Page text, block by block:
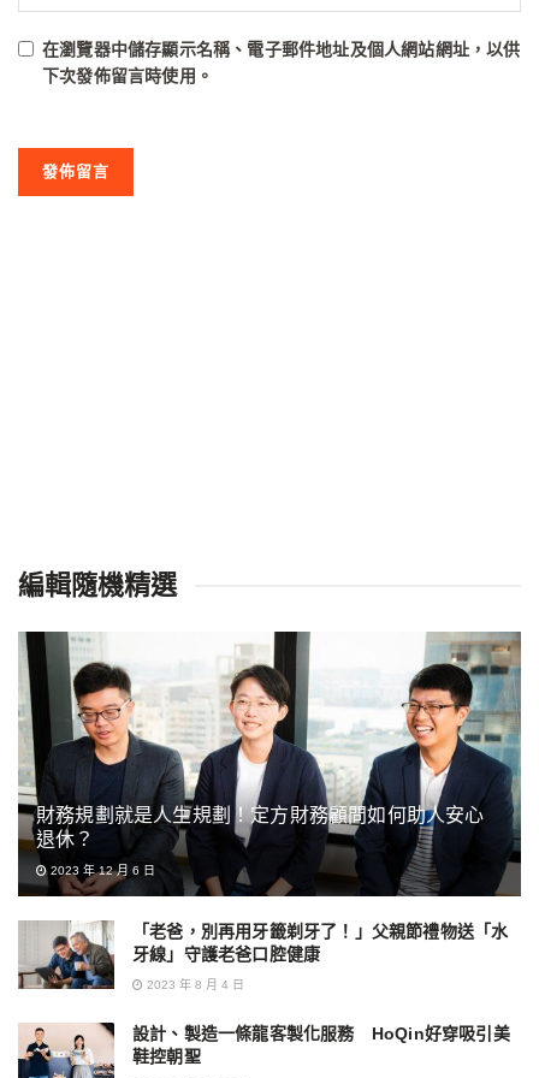
在瀏覽器中儲存顯示名稱、電子郵件地址及個人網站網址，以供
下次發佈留言時使用。
編輯隨機精選
財務規劃就是人生規劃！定方財務顧問如何助人安心
退休？
2023 年 12 月 6 日
「老爸，別再用牙籤剃牙了！」父親節禮物送「水
牙線」守護老爸口腔健康
2023 年 8 月 4 日
設計、製造一條龍客製化服務 HoQin好穿吸引美
鞋控朝聖